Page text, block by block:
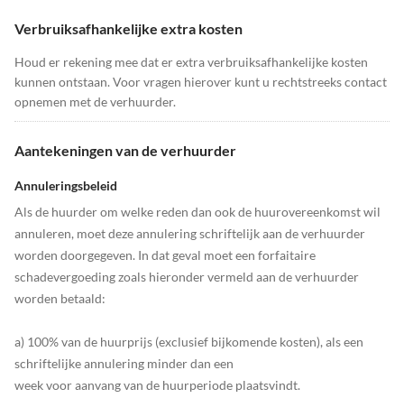
Verbruiksafhankelijke extra kosten
Houd er rekening mee dat er extra verbruiksafhankelijke kosten
kunnen ontstaan. Voor vragen hierover kunt u rechtstreeks contact
opnemen met de verhuurder.
Aantekeningen van de verhuurder
Annuleringsbeleid
Als de huurder om welke reden dan ook de huurovereenkomst wil
annuleren, moet deze annulering schriftelijk aan de verhuurder
worden doorgegeven. In dat geval moet een forfaitaire
schadevergoeding zoals hieronder vermeld aan de verhuurder
worden betaald:
a) 100% van de huurprijs (exclusief bijkomende kosten), als een
schriftelijke annulering minder dan een
week voor aanvang van de huurperiode plaatsvindt.